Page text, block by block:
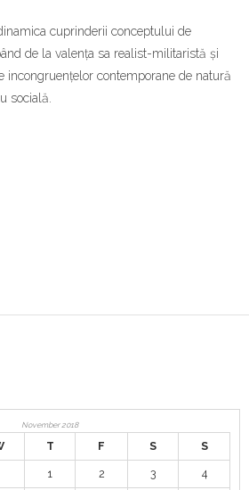
cuprinderii conceptului de
de la valența sa realist-militaristă și
incongruențelor contemporane de natură
socială.
November 2018
T F S S
1 2 3 4